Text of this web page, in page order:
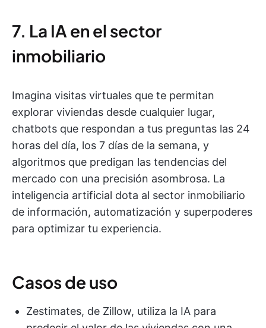
7. La IA en el sector
inmobiliario
Imagina visitas virtuales que te permitan
explorar viviendas desde cualquier lugar,
chatbots que respondan a tus preguntas las 24
horas del día, los 7 días de la semana, y
algoritmos que predigan las tendencias del
mercado con una precisión asombrosa. La
inteligencia artificial dota al sector inmobiliario
de información, automatización y superpoderes
para optimizar tu experiencia.
Casos de uso
Zestimates, de Zillow, utiliza la IA para